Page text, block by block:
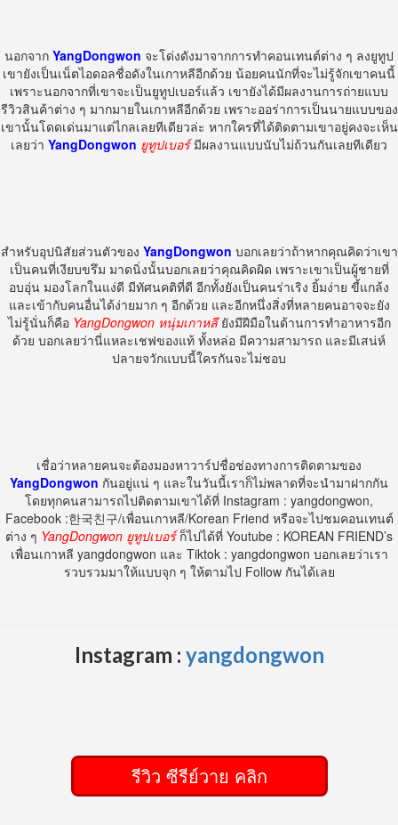
นอกจาก YangDongwon จะโด่งดังมาจากการทำคอนเทนต์ต่าง ๆ ลงยูทูป
เขายังเป็นเน็ตไอดอลชื่อดังในเกาหลีอีกด้วย น้อยคนนักที่จะไม่รู้จักเขาคนนี้
เพราะนอกจากที่เขาจะเป็นยูทูปเบอร์แล้ว เขายังได้มีผลงานการถ่ายแบบ
รีวิวสินค้าต่าง ๆ มากมายในเกาหลีอีกด้วย เพราะออร่าการเป็นนายแบบของ
เขานั้นโดดเด่นมาแต่ไกลเลยทีเดียวล่ะ หากใครที่ได้ติดตามเขาอยู่คงจะเห็น
เลยว่า YangDongwon ยูทูปเบอร์ มีผลงานแบบนับไม่ถ้วนกันเลยทีเดียว
สำหรับอุปนิสัยส่วนตัวของ YangDongwon บอกเลยว่าถ้าหากคุณคิดว่าเขา
เป็นคนที่เงียบขรึม มาดนิ่งนั้นบอกเลยว่าคุณคิดผิด เพราะเขาเป็นผู้ชายที่
อบอุ่น มองโลกในแง่ดี มีทัศนคติที่ดี อีกทั้งยังเป็นคนร่าเริง ยิ้มง่าย ขี้แกล้ง
และเข้ากับคนอื่นได้ง่ายมาก ๆ อีกด้วย และอีกหนึ่งสิ่งที่หลายคนอาจจะยัง
ไม่รู้นั่นก็คือ YangDongwon หนุ่มเกาหลียังมีฝีมือในด้านการทำอาหารอีก
ด้วย บอกเลยว่านี่แหละเชฟของแท้ ทั้งหล่อ มีความสามารถ และมีเสน่ห์
ปลายจวักแบบนี้ใครกันจะไม่ชอบ
เชื่อว่าหลายคนจะต้องมองหาวาร์ปชื่อช่องทางการติดตามของ
YangDongwon กันอยู่แน่ ๆ และในวันนี้เราก็ไม่พลาดที่จะนำมาฝากกัน
โดยทุกคนสามารถไปติดตามเขาได้ที่ Instagram : yangdongwon,
Facebook :한국친구/เพื่อนเกาหลี/Korean Friend หรือจะไปชมคอนเทนต์
ต่าง ๆ YangDongwon ยูทูปเบอร์ก็ไปได้ที่ Youtube : KOREAN FRIEND’s
เพื่อนเกาหลี yangdongwon และ Tiktok : yangdongwon บอกเลยว่าเรา
รวบรวมมาให้แบบจุก ๆ ให้ตามไป Follow กันได้เลย
Instagram : yangdongwon
รีวิว ซีรีย์วาย คลิก